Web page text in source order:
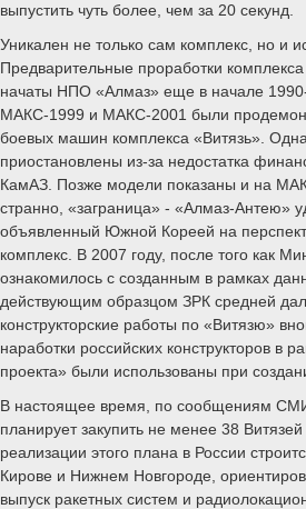
выпустить чуть более, чем за 20 секунд.
Уникален не только сам комплекс, но и
Предварительные проработки
начаты НПО «Алмаз» еще в начале
МАКС-1999 и МАКС-2001 были
боевых машин комплекса «Витязь».
приостановлены из-за недостатка
КамАЗ. Позже модели показаны и на
странно, «заграница» - «Алмаз-Антею»
объявленный Южной Кореей на
комплекс. В 2007 году, после того как
ознакомилось с созданным в рамках
действующим образцом ЗРК средней
конструкторские работы по «Витязю»
наработки российских конструкторов в
проекта» были использованы при
В настоящее время, по сообщениям
планирует закупить не менее 38
реализации этого плана в России
Кирове и Нижнем Новгороде,
выпуск ракетных систем и